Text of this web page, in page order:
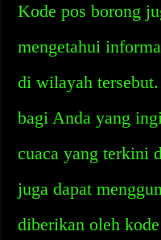
Kode pos borong
mengetahui
di wilayah
bagi Anda yang
cuaca yang terkini
juga dapat
diberikan oleh